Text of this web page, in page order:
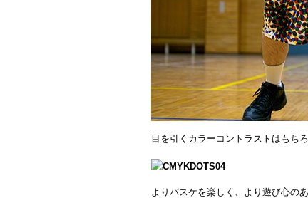
目を引くカラーコントラストはもち
よりバスケを楽しく、より遊び心の